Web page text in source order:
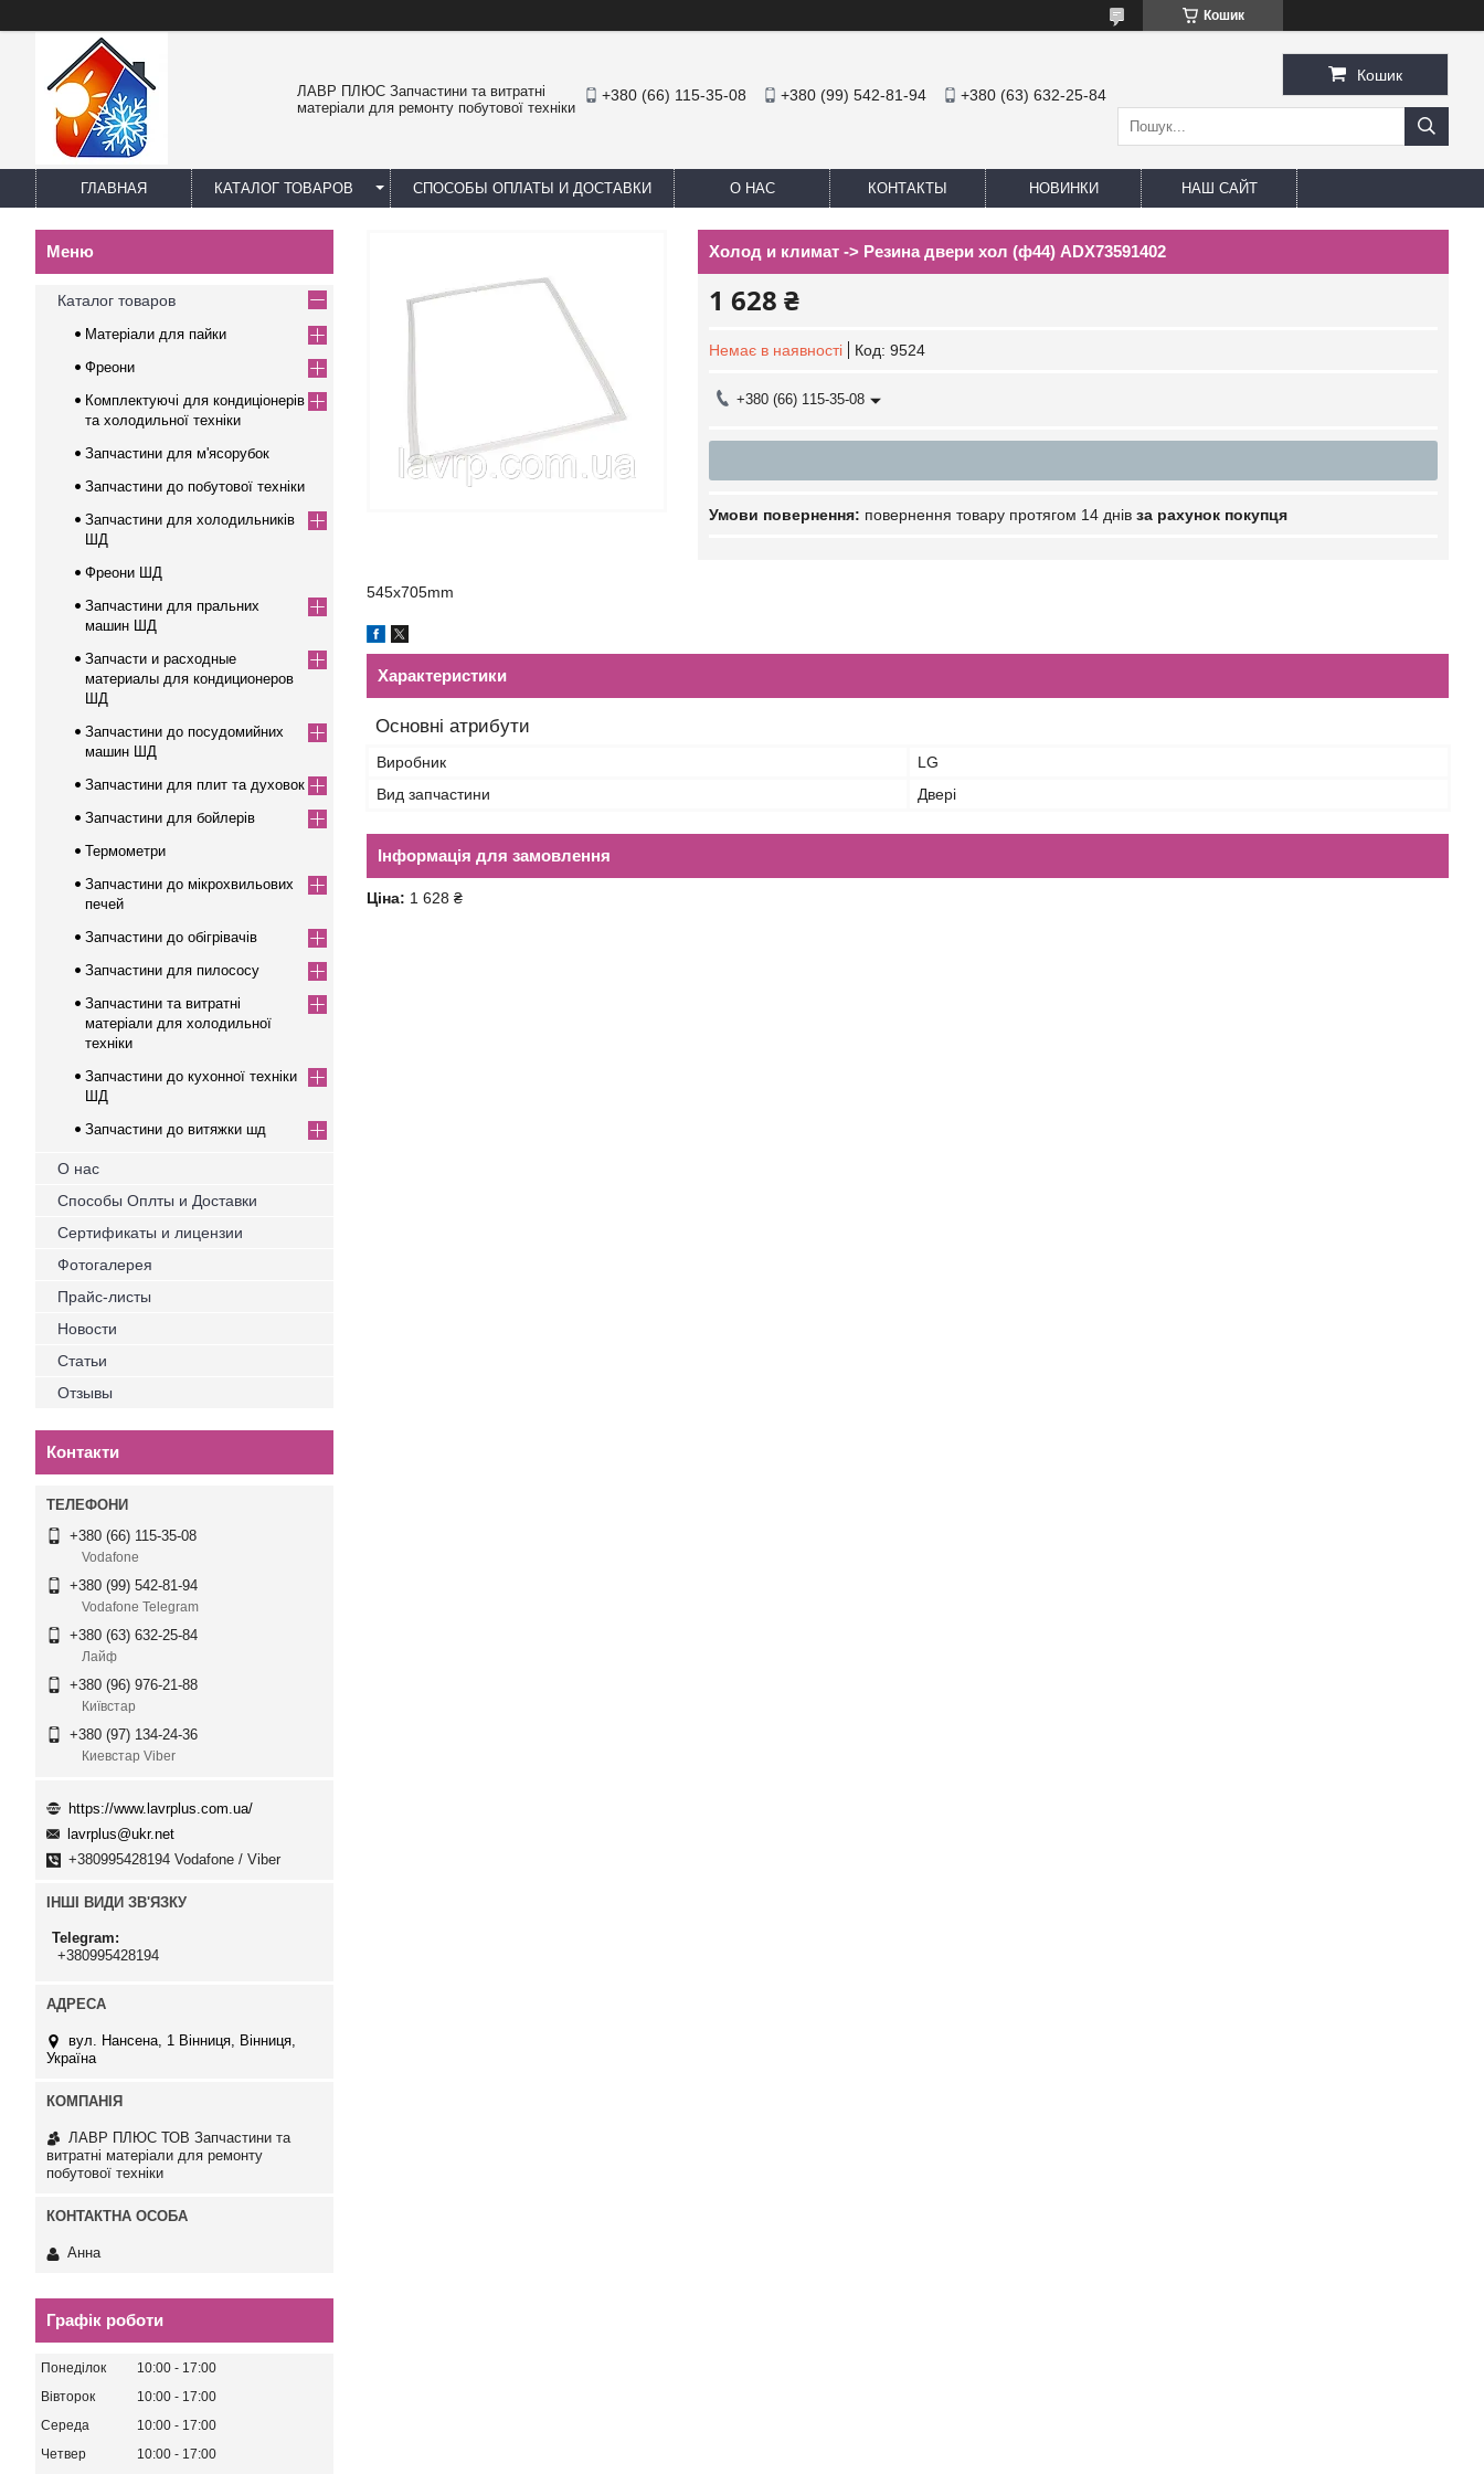
Кошик
ЛАВР ПЛЮС Запчастини та витратні
матеріали для ремонту побутової техніки
+380 (66) 115-35-08 +380 (99) 542-81-94 +380 (63) 632-25-84
Кошик
ГЛАВНАЯ КАТАЛОГ ТОВАРОВ СПОСОБЫ ОПЛАТЫ И ДОСТАВКИ О НАС КОНТАКТЫ НОВИНКИ НАШ САЙТ
Холод и климат -> Резина двери хол (ф44) ADX73591402
1 628 ₴
Немає в наявності Код: 9524
+380 (66) 115-35-08
повернення товару протягом 14 днів за рахунок покупця
545x705mm
Характеристики
Основні атрибути
Виробник
LG
Вид запчастини
Двері
Інформація для замовлення
Ціна: 1 628 ₴
Каталог товаров
Матеріали для пайки
Фреони
Комплектуючі для кондиціонерів
та холодильної техніки
Запчастини для м'ясорубок
Запчастини до побутової техніки
Запчастини для холодильників
ШД
Фреони ШД
Запчастини для пральних
машин ШД
Запчасти и расходные
материалы для кондиционеров
ШД
Запчастини до посудомийних
машин ШД
Запчастини для плит та духовок
Запчастини для бойлерів
Термометри
Запчастини до мікрохвильових
печей
Запчастини до обігрівачів
Запчастини для пилососу
Запчастини та витратні
матеріали для холодильної
техніки
Запчастини до кухонної техніки
ШД
Запчастини до витяжки шд
О нас
Способы Оплты и Доставки
Сертификаты и лицензии
Фотогалерея
Прайс-листы
Новости
Статьи
Отзывы
Контакти
+380 (66) 115-35-08
Vodafone
+380 (99) 542-81-94
Vodafone Telegram
+380 (63) 632-25-84
Лайф
+380 (96) 976-21-88
Київстар
+380 (97) 134-24-36
Киевстар Viber
https://www.lavrplus.com.ua/
lavrplus@ukr.net
+380995428194 Vodafone / Viber
ІНШІ ВИДИ ЗВ'ЯЗКУ
Telegram
+380995428194
вул. Нансена, 1 Вінниця, Вінниця,
Україна
ЛАВР ПЛЮС ТОВ Запчастини та
витратні матеріали для ремонту
побутової техніки
Анна
Графік роботи
Понеділок 10:00
17:00
Вівторок
10:00
17:00
Середа
10:00
17:00
Четвер
10:00 17:00